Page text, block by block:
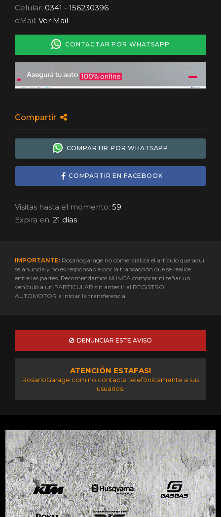
Celular: 0341 - 156230396
eMail: Ver Mail
CONTACTAR POR WHATSAPP
Compartir
COMPARTIR POR WHATSAPP
COMPARTIR EN FACEBOOK
Visitas hasta el momento: 59
Expira en: 21 días
IMPORTANTE: Rosariogarage no comercializa el artículo que aquí
se anuncia y no es responsable por la transacción que se realice
entre las partes. Recomendamos NUNCA comprar ni señar un
vehículo a un PARTICULAR sin antes ir al REGISTRO
AUTOMOTOR a iniciar la transferencia.
DENUNCIAR ESTE AVISO
ATENCIÓN ESTAFAS!
RosarioGarage.com no contacta telefónicamente a sus
usuarios.